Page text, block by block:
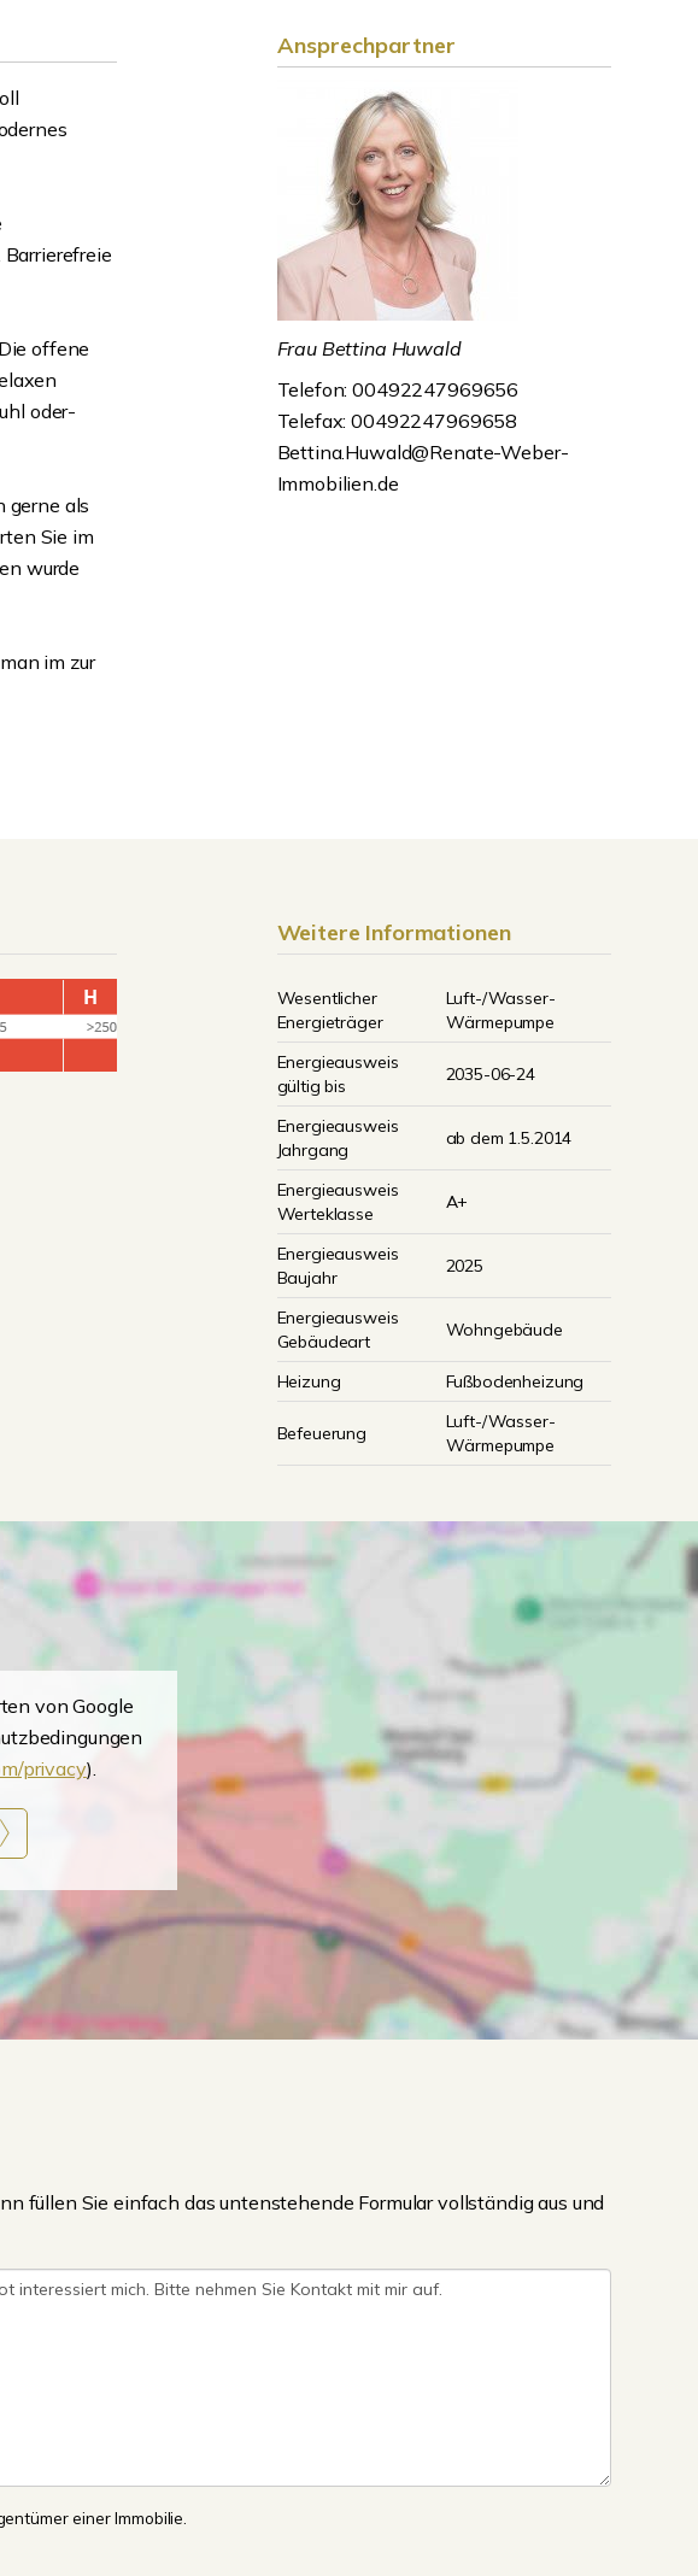
offene
oder-
gerne als
Sie im
wurde
im zur
Ansprechpartner
Frau Bettina Huwald
Telefon: 00492247969656
Telefax: 00492247969658
Bettina.Huwald@Renate-Weber-
Immobilien.de
Weitere Informationen
Wesentlicher
Energieträger
Luft-/Wasser-
Wärmepumpe
Energieausweis
gültig bis
2035-06-24
Energieausweis
Jahrgang
ab dem 1.5.2014
Energieausweis
Werteklasse
A+
Energieausweis
Baujahr
2025
Energieausweis
Gebäudeart
Wohngebäude
Heizung Fußbodenheizung
Befeuerung
Luft-/Wasser-
Wärmepumpe
von Google
privacy).
füllen Sie einfach das untenstehende Formular vollständig aus und
einer Immobilie.